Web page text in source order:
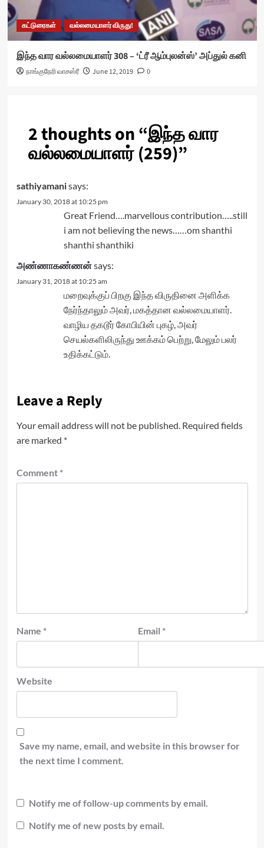
கட்டுரைகள் வல்லமையாளர் விருது!
இந்த வார வல்லமையாளர் 308 – ‘ட்ரீ ஆம்புலன்ஸ்’ அப்துல் கனி
நாங்குநேரி வாசஸ்ரீ June 12, 2019 0
2 thoughts on “இந்த வார
வல்லமையாளர் (259)”
sathiyamanisays:
January 30, 2018 at 10:25 pm
Great Friend….marvellous contribution…..still
i am not believing the news……om shanthi
shanthi shanthiki
அண்ணாகண்ணன்says:
January 31, 2018 at 10:25 am
மறைவுக்குப் பிறகு இந்த விருதினை அளிக்க
நேர்ந்தாலும் அவர், மகத்தான வல்லமையாளர்.
வாழிய தகடூர் கோபியின் புகழ், அவர்
செயல்களிலிருந்து ஊக்கம் பெற்று, மேலும் பலர்
உதிக்கட்டும்.
Leave a Reply
Your email address will not be published. Required fields
are marked *
Comment *
Name * Email *
Website
Save my name, email, and website in this browser for
the next time I comment.
Notify me of follow-up comments by email.
Notify me of new posts by email.